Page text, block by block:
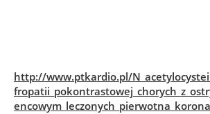
http://www.ptkardio.pl/